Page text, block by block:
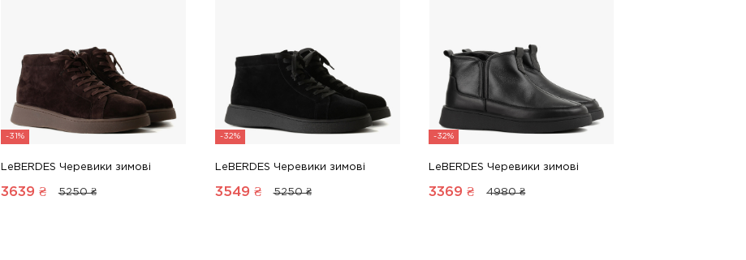
-31%
LeBERDES Черевики зимові
3639 ₴ 5250 ₴
-32%
LeBERDES Черевики зимові
3549 ₴ 5250 ₴
-32%
LeBERDES Черевики зимові
3369 ₴ 4980 ₴